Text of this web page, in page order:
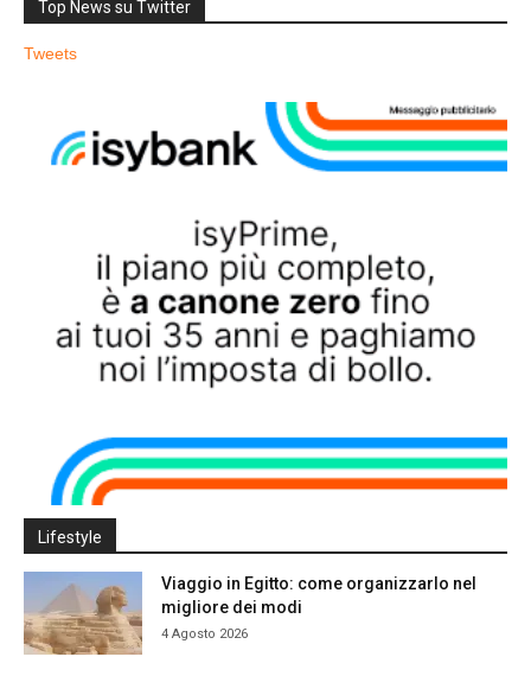
Top News su Twitter
Tweets
Lifestyle
Viaggio in Egitto: come organizzarlo nel
migliore dei modi
4 Agosto 2026